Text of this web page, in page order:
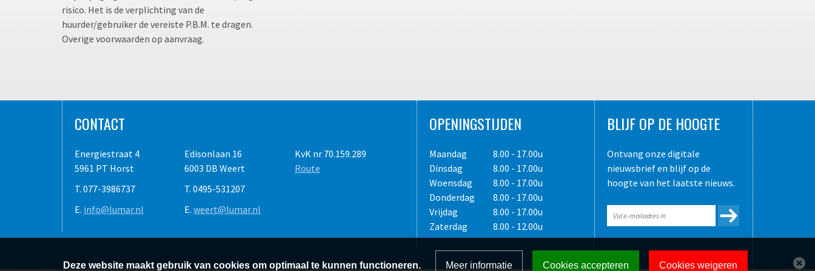
risico. Het is de verplichting van de
huurder/gebruiker de vereiste P.B.M. te dragen.
Overige voorwaarden op aanvraag.
CONTACT
Energiestraat 4
5961 PT Horst
T. 077-3986737
E. info@lumar.nl
Edisonlaan 16
6003 DB Weert
T. 0495-531207
E.weert@lumar.nl
KvK nr 70.159.289
Route
OPENINGSTIJDEN
Maandag
Dinsdag
Woensdag
Donderdag
Vrijdag
Zaterdag
8.00 - 17.00u
8.00 - 17.00u
8.00 - 17.00u
8.00 - 17.00u
8.00 - 17.00u
8.00 - 12.00u
BLIJF OP DE HOOGTE
Ontvang onze digitale
nieuwsbrief en blijf op de
hoogte van het laatste nieuws.
Deze website maakt gebruik van cookies om optimaal te kunnen functioneren. Meer informatie Cookies accepteren Cookies weigeren